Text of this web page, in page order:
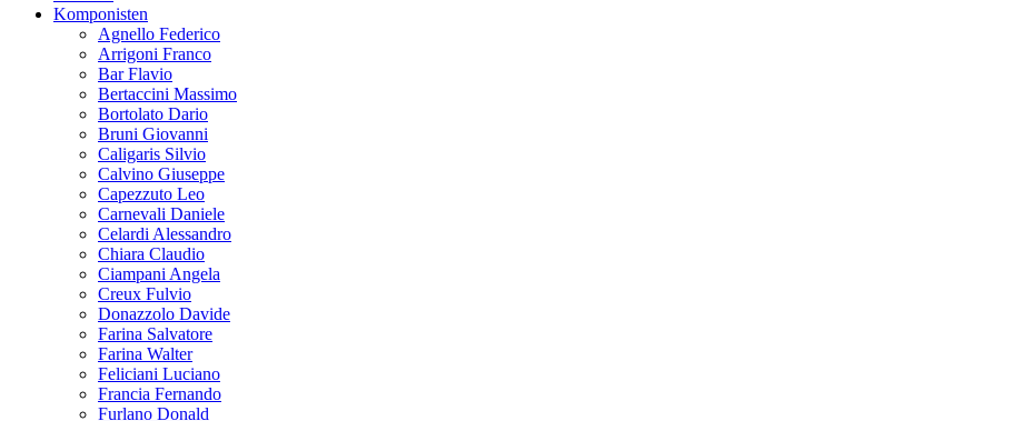
Komponisten
Agnello Federico
Arrigoni Franco
Bar Flavio
Bertaccini Massimo
Bortolato Dario
Bruni Giovanni
Caligaris Silvio
Calvino Giuseppe
Capezzuto Leo
Carnevali Daniele
Celardi Alessandro
Chiara Claudio
Ciampani Angela
Creux Fulvio
Donazzolo Davide
Farina Salvatore
Farina Walter
Feliciani Luciano
Francia Fernando
Furlano Donald